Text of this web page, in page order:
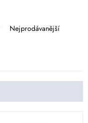
Nejprodávanější